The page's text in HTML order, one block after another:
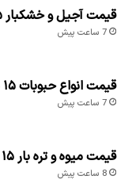
قیمت آجیل و خشکبار ۱۵ مرداد ۱۴۰۵
7 ساعت پیش
قیمت انواع حبوبات ۱۵ مرداد ۱۴۰۵
7 ساعت پیش
قیمت میوه و تره بار ۱۵ مرداد ۱۴۰۵
8 ساعت پیش